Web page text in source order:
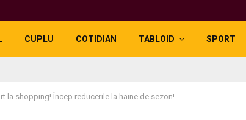
CUPLU COTIDIAN TABLOID SPORT
la shopping! Încep reducerile la haine de sezon!